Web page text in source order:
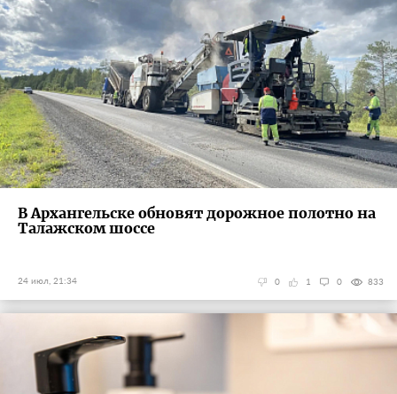
В Архангельске обновят дорожное полотно на
Талажском шоссе
24 июл, 21:34 833
0
1
0